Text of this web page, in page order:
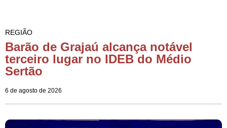
REGIÃO
Barão de Grajaú alcança notável
terceiro lugar no IDEB do Médio
Sertão
6 de agosto de 2026